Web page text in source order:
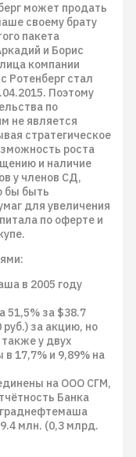
может продать
своему брату
пакета
и Борис
компании
Ротенберг стал
Поэтому
по
не является
стратегическое
роста
и наличие
у членов СД,
бы быть
для увеличения
по оферте и
в 2005 году
51,5% за $38.7
за акцию, но
у двух
17,7% и 9,89% на
на ООО СГМ,
Банка
млн. (0,3 млрд.